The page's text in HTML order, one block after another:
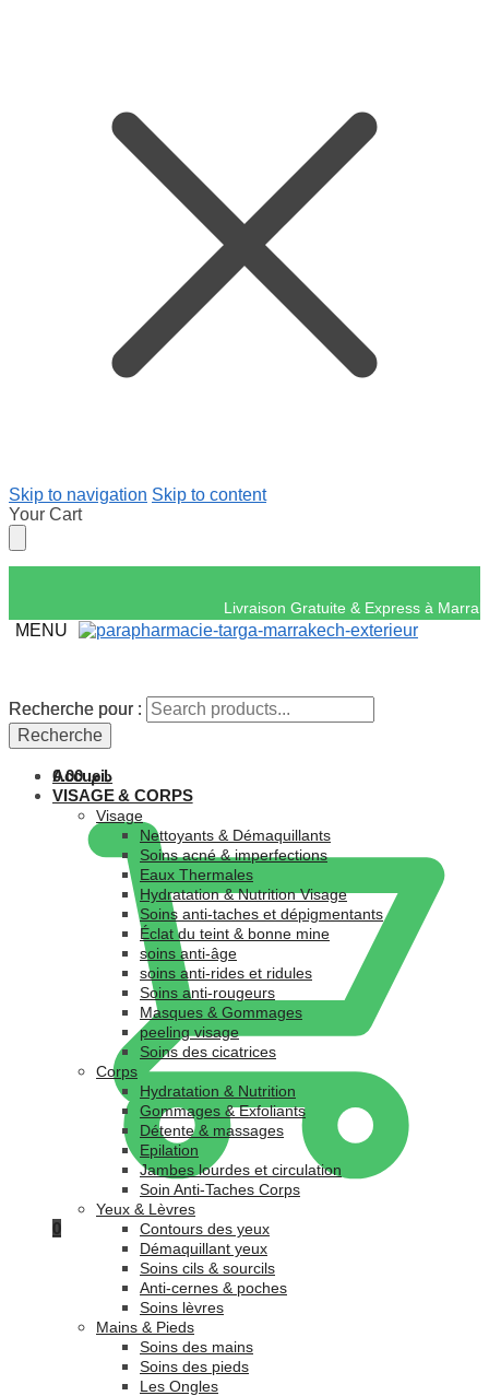
Skip to navigation Skip to content
Your Cart
Livraison Gratuite &
MENU
Recherche pour :
Recherche
د.م.0.00
0
Recherche pour :
Recherche
Accueil
VISAGE & CORPS
Visage
Nettoyants & Démaquillants
Soins acné & imperfections
Eaux Thermales
Hydratation & Nutrition Visage
Soins anti-taches et dépigmentants
Éclat du teint & bonne mine
soins anti-âge
soins anti-rides et ridules
Soins anti-rougeurs
Masques & Gommages
peeling visage
Soins des cicatrices
Corps
Hydratation & Nutrition
Gommages & Exfoliants
Détente & massages
Epilation
Jambes lourdes et circulation
Soin Anti-Taches Corps
Yeux & Lèvres
Contours des yeux
Démaquillant yeux
Soins cils & sourcils
Anti-cernes & poches
Soins lèvres
Mains & Pieds
Soins des mains
Soins des pieds
Les Ongles